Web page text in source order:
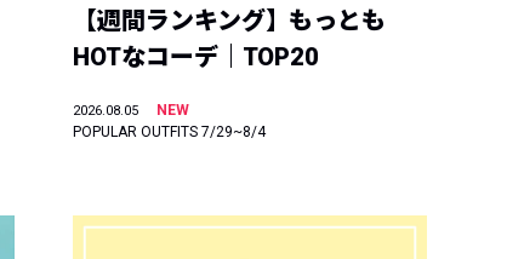
【週間ランキング】もっとも
HOTなコーデ｜TOP20
2026.08.05
NEW
POPULAR OUTFITS 7/29~8/4